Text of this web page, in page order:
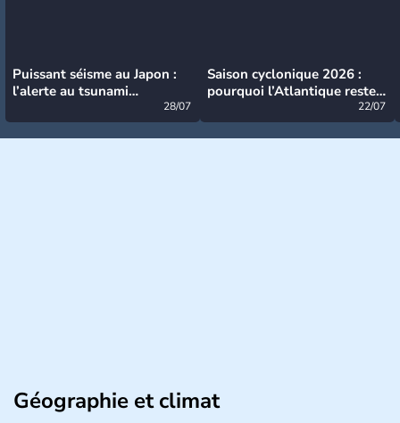
Puissant séisme au Japon :
l’alerte au tsunami
28/07
Saison cyclonique 2026 :
pourquoi l’Atlantique reste
22/07
Géographie et climat